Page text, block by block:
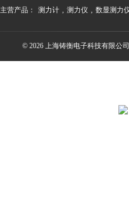
主营产品： 测力计 , 测力仪 , 数显测力
© 2026 上海铸衡电子科技有限公